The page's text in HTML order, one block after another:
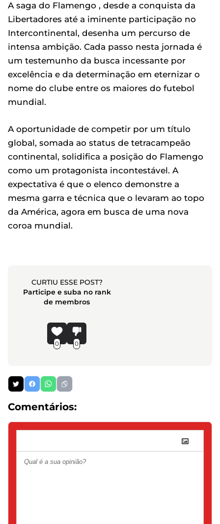
A saga do Flamengo , desde a conquista da
Libertadores até a iminente participação no
Intercontinental, desenha um percurso de
intensa ambição. Cada passo nesta jornada é
um testemunho da busca incessante por
excelência e da determinação em eternizar o
nome do clube entre os maiores do futebol
mundial.
A oportunidade de competir por um título
global, somada ao status de tetracampeão
continental, solidifica a posição do Flamengo
como um protagonista incontestável. A
expectativa é que o elenco demonstre a
mesma garra e técnica que o levaram ao topo
da América, agora em busca de uma nova
coroa mundial.
CURTIU ESSE POST?
Participe e suba no rank
de membros
0 0
Comentários: